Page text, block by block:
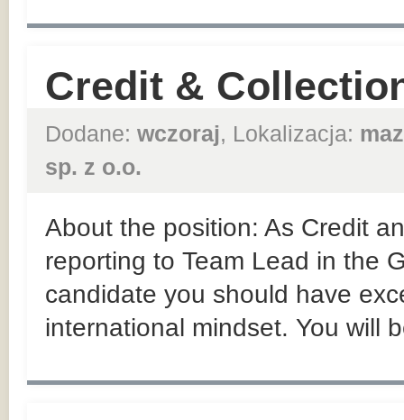
Credit &
Dodane: wczoraj, Lokalizacja:
sp. z o.o.
About the position: As Credit
reporting to Team Lead in the
candidate you should have
international mindset. You will